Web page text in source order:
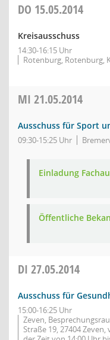
DO 15.05.2014
Kreisausschuss
14:30-16:15 Uhr
Rotenburg, Rotenburg,
MI 21.05.2014
Ausschuss für Sport
09:30-15:25 Uhr
Einladung
Öffentliche
DI 27.05.2014
Ausschuss für
15:00-16:25 Uhr
Zeven,
Straße 19, 27404